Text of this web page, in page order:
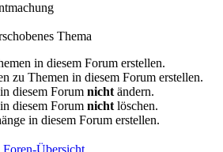
Thema
in diesem Forum erstellen.
zu Themen in diesem Forum erstellen.
diesem Forum nicht ändern.
diesem Forum nicht löschen.
in diesem Forum erstellen.
Foren-Übersicht